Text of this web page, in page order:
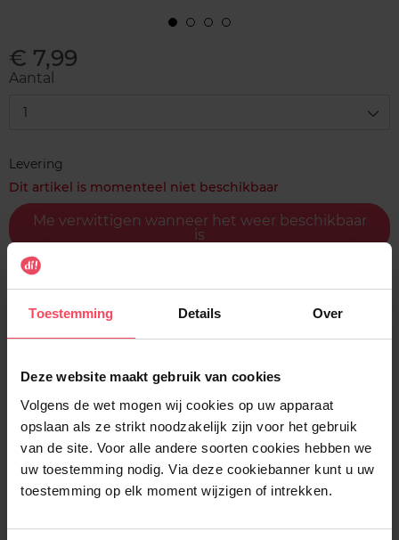
Toestemming Details Over
Deze website maakt gebruik van cookies
Volgens de wet mogen wij cookies op uw apparaat
opslaan als ze strikt noodzakelijk zijn voor het gebruik
van de site. Voor alle andere soorten cookies hebben we
uw toestemming nodig. Via deze cookiebanner kunt u uw
toestemming op elk moment wijzigen of intrekken.
€ 7,99
Aantal
1
Levering
Dit artikel is momenteel niet beschikbaar
Me verwittigen wanneer het weer beschikbaar
is
Gratis retour in je winkelpunt
Beschrijving